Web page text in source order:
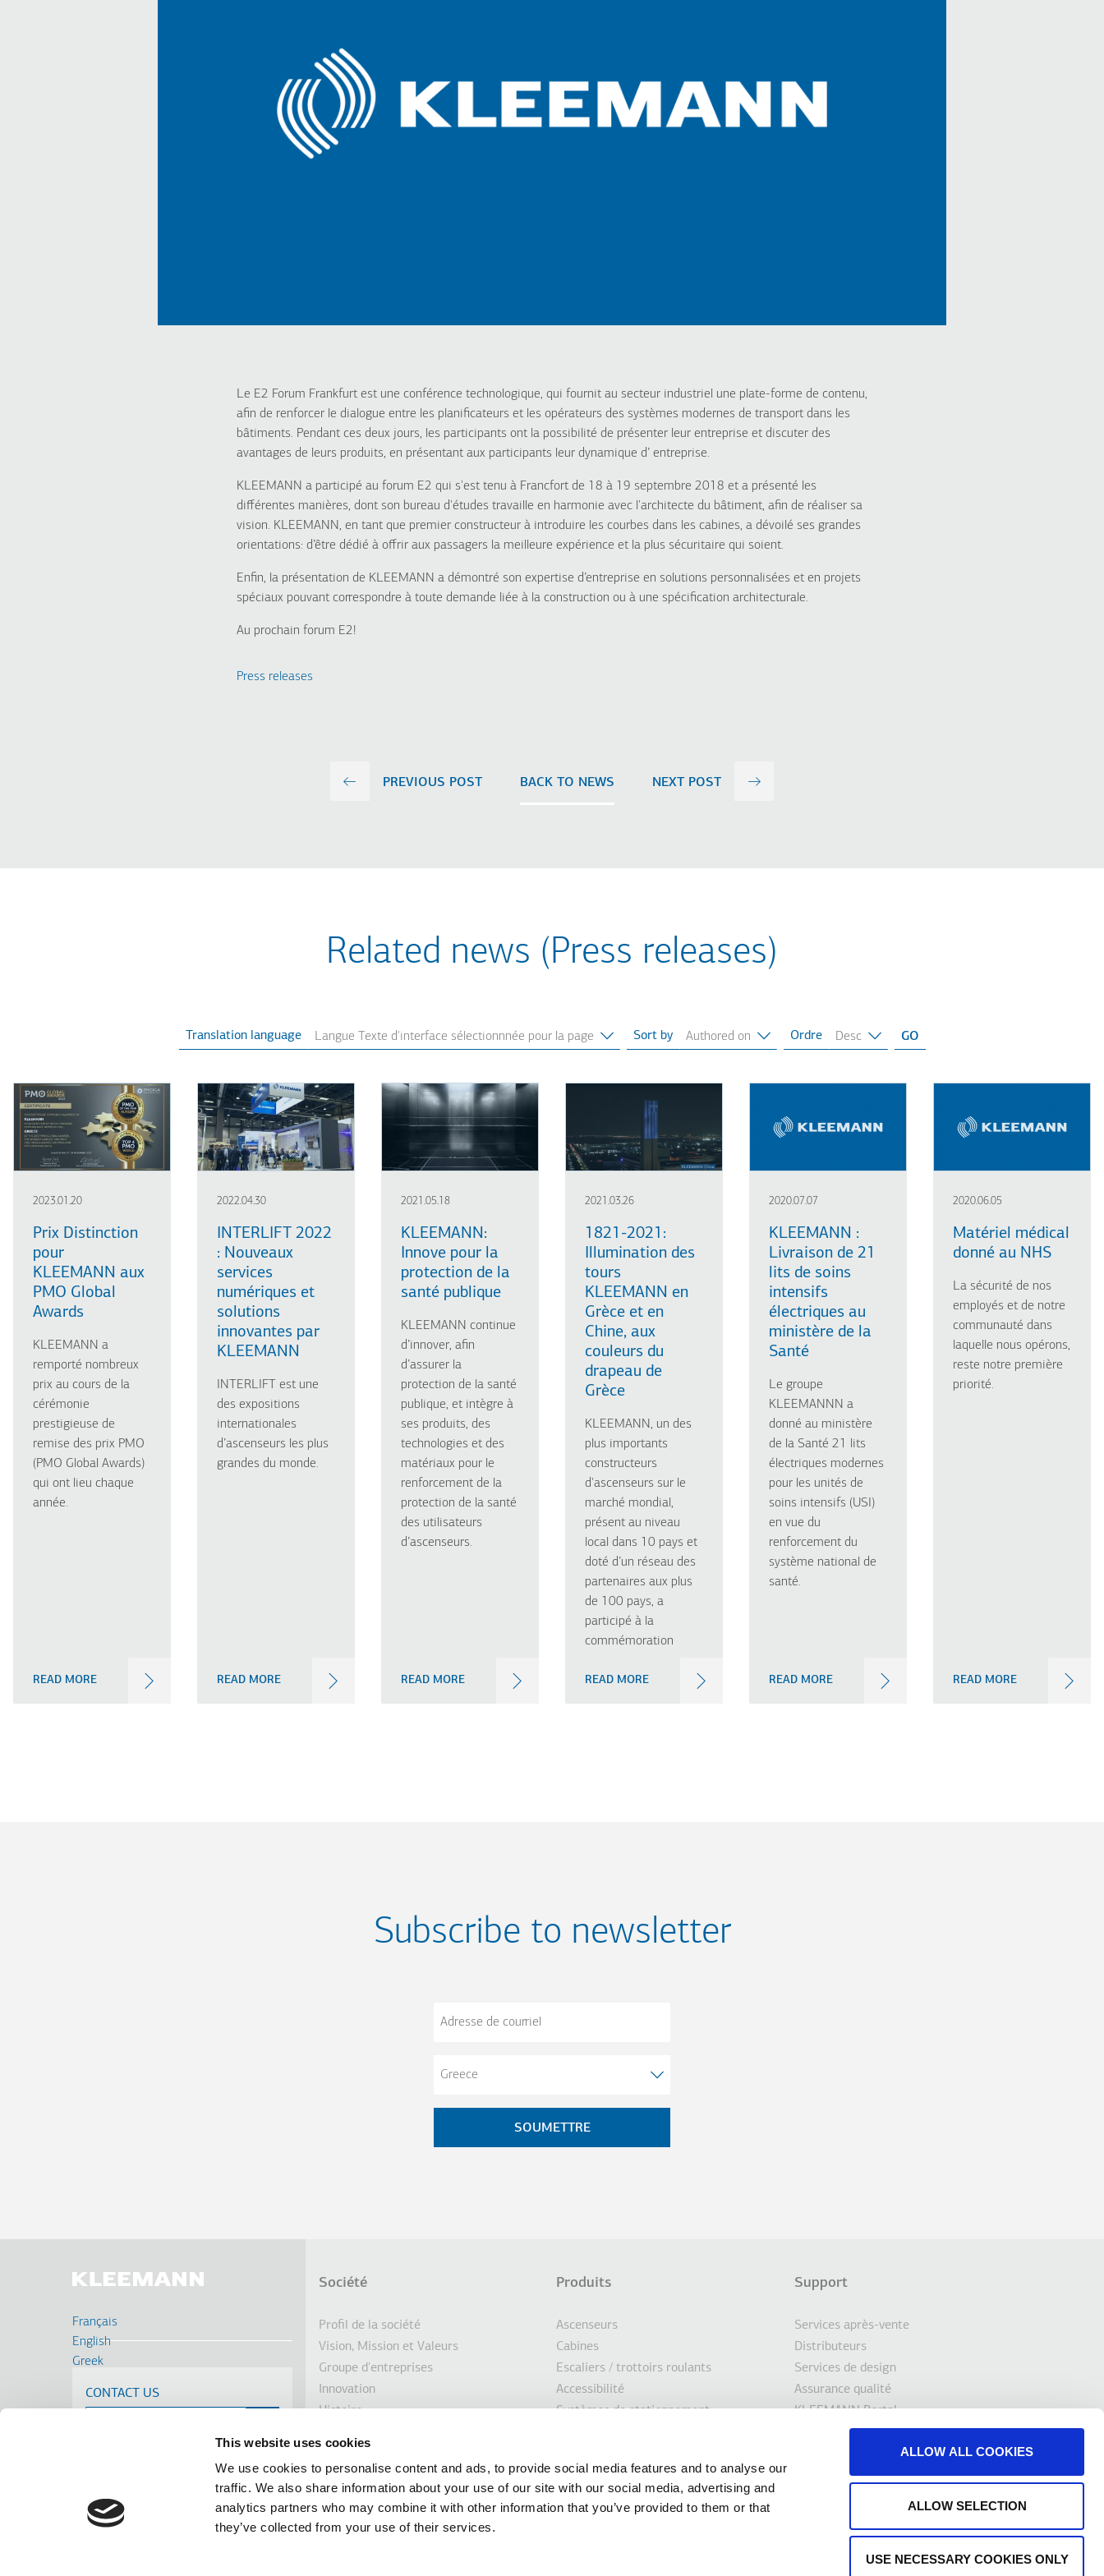
This website uses cookies
We use cookies to personalise content and ads, to provide social media features and to analyse our
traffic. We also share information about your use of our site with our social media, advertising and
analytics partners who may combine it with other information that you’ve provided to them or that
they’ve collected from your use of their services.
ALLOW ALL COOKIES
ALLOW SELECTION
USE NECESSARY COOKIES ONLY
Le E2 Forum Frankfurt est une conférence technologique, qui fournit au secteur industriel une plate-forme de contenu,
afin de renforcer le dialogue entre les planificateurs et les opérateurs des systèmes modernes de transport dans les
bâtiments. Pendant ces deux jours, les participants ont la possibilité de présenter leur entreprise et discuter des
avantages de leurs produits, en présentant aux participants leur dynamique d’ entreprise.
KLEEMANN a participé au forum E2 qui s'est tenu à Francfort de 18 à 19 septembre 2018 et a présenté les
différentes manières, dont son bureau d'études travaille en harmonie avec l'architecte du bâtiment, afin de réaliser sa
vision. KLEEMANN, en tant que premier constructeur à introduire les courbes dans les cabines, a dévoilé ses grandes
orientations: d’être dédié à offrir aux passagers la meilleure expérience et la plus sécuritaire qui soient.
Enfin, la présentation de KLEEMANN a démontré son expertise d’entreprise en solutions personnalisées et en projets
spéciaux pouvant correspondre à toute demande liée à la construction ou à une spécification architecturale.
Au prochain forum E2!
Press releases
PREVIOUS POST BACK TO NEWS NEXT POST
Related news (Press releases)
Translation language Sort by Ordre
2023.01.20
Prix Distinction
pour
KLEEMANN aux
PMO Global
Awards
KLEEMANN a
remporté nombreux
prix au cours de la
cérémonie
prestigieuse de
remise des prix PMO
(PMO Global Awards)
qui ont lieu chaque
année.
READ MORE
2022.04.30
INTERLIFT 2022
: Nouveaux
services
numériques et
solutions
innovantes par
KLEEMANN
INTERLIFT est une
des expositions
internationales
d’ascenseurs les plus
grandes du monde.
READ MORE
2021.05.18
KLEEMANN:
Innove pour la
protection de la
santé publique
KLEEMANN continue
d’innover, afin
d’assurer la
protection de la santé
publique, et intègre à
ses produits, des
technologies et des
matériaux pour le
renforcement de la
protection de la santé
des utilisateurs
d’ascenseurs.
READ MORE
2021.03.26
1821-2021:
Illumination des
tours
KLEEMANN en
Grèce et en
Chine, aux
couleurs du
drapeau de
Grèce
KLEEMANN, un des
plus importants
constructeurs
d'ascenseurs sur le
marché mondial,
présent au niveau
local dans 10 pays et
doté d’un réseau des
partenaires aux plus
de 100 pays, a
participé à la
commémoration
READ MORE
2020.07.07
KLEEMANN :
Livraison de 21
lits de soins
intensifs
électriques au
ministère de la
Santé
Le groupe
KLEEMANNN a
donné au ministère
de la Santé 21 lits
électriques modernes
pour les unités de
soins intensifs (USI)
en vue du
renforcement du
système national de
santé.
READ MORE
2020.06.05
Matériel médical
donné au NHS
La sécurité de nos
employés et de notre
communauté dans
laquelle nous opérons,
reste notre première
priorité.
READ MORE
Subscribe to newsletter
Adresse
Français
English
Greek
Russian
CONTACT US
LinkedinFacebookYoutubeInstagram
terms of use cookie policy
Pied
de
page
Société
Profil de la société
Vision, Mission et Valeurs
Groupe d'entreprises
Innovation
Histoire
Prix
Nouvelles
Produits
Ascenseurs
Cabines
Escaliers / trottoirs roulants
Accessibilité
Systèmes de stationnement
Solutions de modernisation
Support
Services après-vente
Distributeurs
Services de design
Assurance qualité
KLEEMANN Portal
Outils et téléchargements